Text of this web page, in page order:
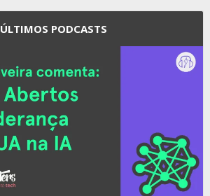
ÚLTIMOS PODCASTS